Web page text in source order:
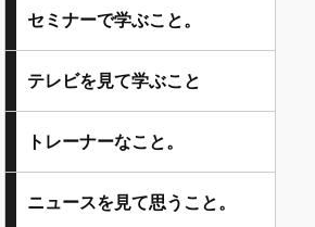
セミナーで学ぶこと。
テレビを見て学ぶこと
トレーナーなこと。
ニュースを見て思うこと。